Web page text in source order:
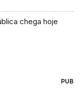
chega hoje
PUB